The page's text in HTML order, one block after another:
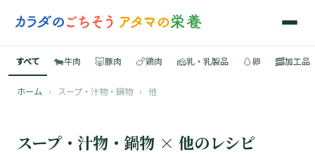
📚
すべて 🐄牛肉 🐷豚肉 🍗鶏肉 🧀乳・乳製品 🥚卵 🥓加工品
ホーム › スープ・汁物・鍋物 › 他
スープ・汁物・鍋物 × 他のレシピ